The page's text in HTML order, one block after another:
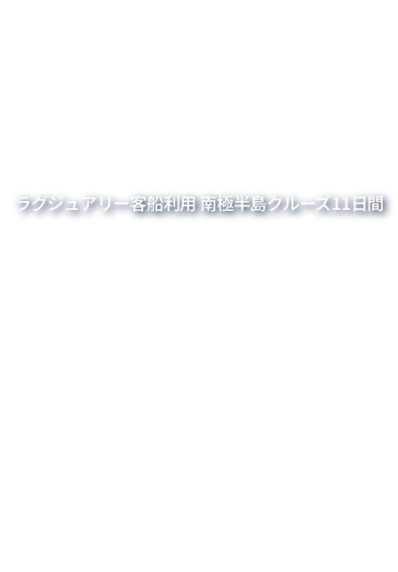
ラグジュアリー客船利用 南極半島クルーズ11日間